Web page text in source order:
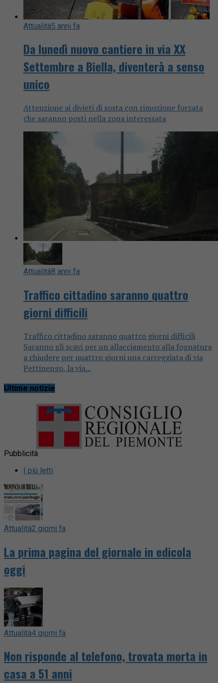
Attualità5 anni fa
Da lunedì nuovo cantiere in via XX
Settembre a Biella, diventerà a senso
unico
Attenzione ai divieti di sosta con rimozione forzata
che saranno posti nella zona interessata
Attualità8 anni fa
Traffico cittadino saranno quattro
giorni difficili
Traffico cittadino saranno quattro giorni difficili
Saranno gli scavi per un allacciamento alla fognatura
a chiudere per quattro giorni una carreggiata di via
Pettinengo, la via...
Ultime notizie
Pubblicità
I più letti
Attualità2 giorni fa
La prima pagina del giornale in edicola
oggi
Attualità4 giorni fa
Non risponde al telefono, trovata morta in
casa a 51 anni